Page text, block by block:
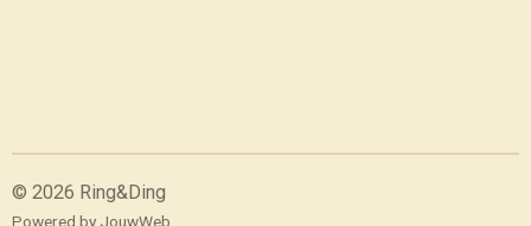
© 2026 Ring&Ding
Powered by JouwWeb